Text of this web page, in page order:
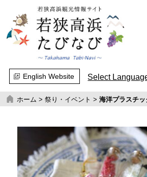
English Website Select
ホーム >祭り・イベント >海洋プラスチ